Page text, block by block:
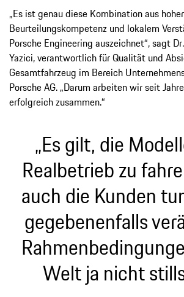
„Es ist genau diese Kombination aus hoher
Beurteilungskompetenz und lokalem
Porsche Engineering auszeichnet“, sagt
Yazici, verantwortlich für Qualität und
Gesamtfahrzeug im Bereich
Porsche AG. „Darum arbeiten wir seit
erfolgreich zusammen.“
„Es gilt, die
Realbetrieb zu
auch die Kunden
gegebenenfalls
Welt ja nicht